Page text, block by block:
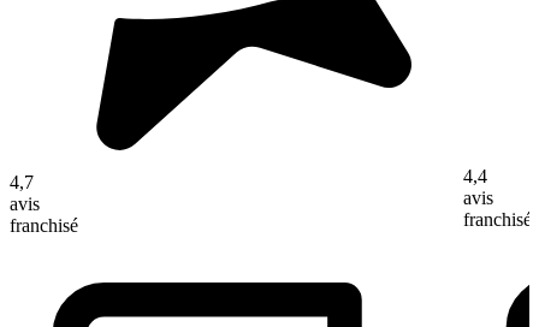
4,7
avis
franchisé
4,4
avis
franchisé